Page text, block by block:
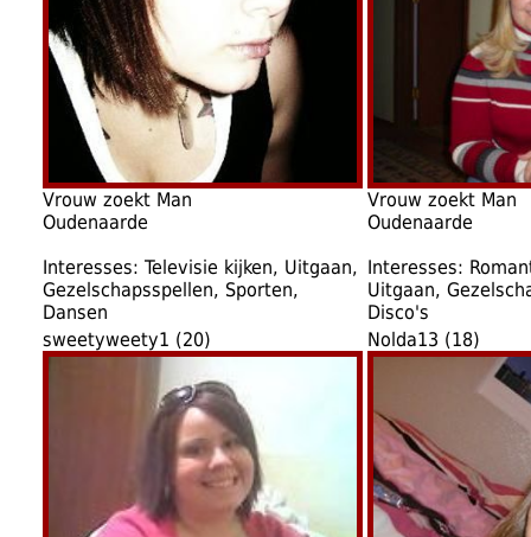
Vrouw zoekt Man
Oudenaarde
Interesses: Televisie kijken, Uitgaan,
Gezelschapsspellen, Sporten,
Dansen
Vrouw zoekt Man
Oudenaarde
Interesses:
Uitgaan,
Disco's
sweetyweety1 (20)
Nolda13 (18)